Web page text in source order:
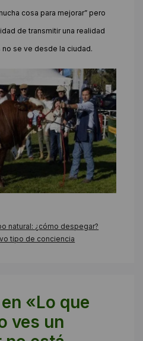
cosa para mejorar” pero
de transmitir una realidad
se ve desde la ciudad.
natural: ¿cómo despegar?
tipo de conciencia
«Lo que
ves un